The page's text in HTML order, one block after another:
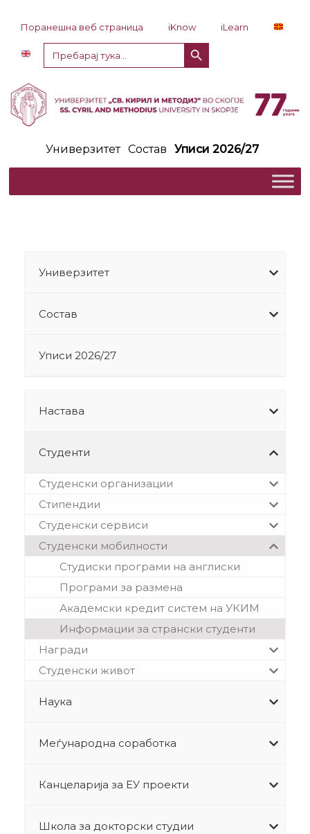
Поранешна веб страница iKnow
iLearn
Пребарај
за:
Копче за пребарување
Универзитет Состав Уписи 2026/27
Универзитет
Состав
Уписи 2026/27
Настава
Студенти
Студенски организации
Стипендии
Студенски сервиси
Студенски мобилности
Студиски програми на англиски
Програми за размена
Академски кредит систем на УКИМ
Информации за странски студенти
Награди
Студенски живот
Наука
Меѓународна соработка
Канцеларија за ЕУ проекти
Школа за докторски студии